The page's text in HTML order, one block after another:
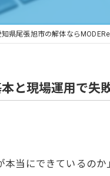
知県尾張旭市の解体なら
と現場運用で失
本当にできているの